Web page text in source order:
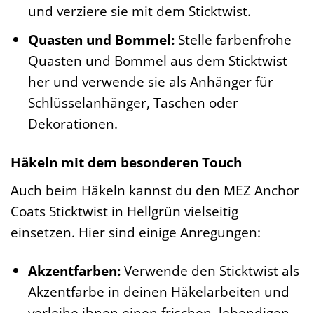
und verziere sie mit dem Sticktwist.
Quasten und Bommel:Stelle farbenfrohe
Quasten und Bommel aus dem Sticktwist
her und verwende sie als Anhänger für
Schlüsselanhänger, Taschen oder
Dekorationen.
Häkeln mit dem besonderen Touch
Auch beim Häkeln kannst du den MEZ Anchor
Coats Sticktwist in Hellgrün vielseitig
einsetzen. Hier sind einige Anregungen:
Akzentfarben:Verwende den Sticktwist als
Akzentfarbe in deinen Häkelarbeiten und